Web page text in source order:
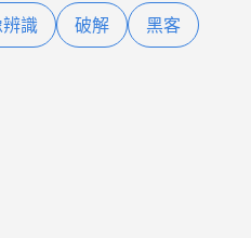
辨識 破解 黑客